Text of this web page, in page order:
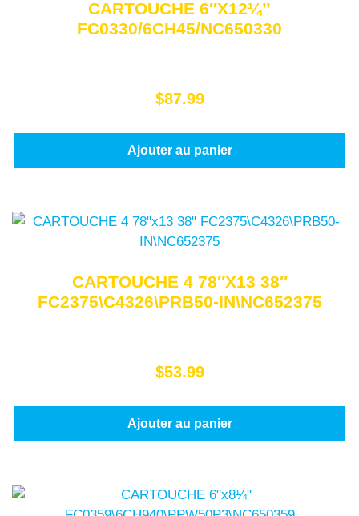
CARTOUCHE 6″X12¼’’
FC0330/6CH45/NC650330
$87.99
Ajouter au panier
CARTOUCHE 4 78″X13 38″
FC2375\C4326\PRB50-IN\NC652375
$53.99
Ajouter au panier